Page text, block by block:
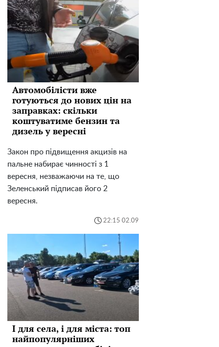
Автомобілісти вже
готуються до нових цін на
заправках: скільки
коштуватиме бензин та
дизель у вересні
Закон про підвищення акцизів на
пальне набирає чинності з 1
вересня, незважаючи на те, що
Зеленський підписав його 2
вересня.
22:15 02.09
І для села, і для міста: топ
найпопулярніших